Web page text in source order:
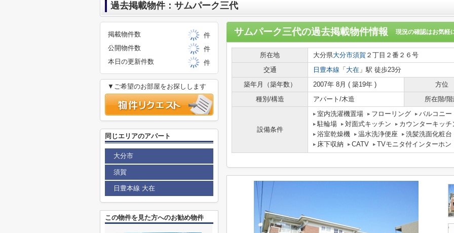
過去掲載物件：サムパーク三代
サムパーク三代の過去掲載物件情報 現況の確認はお気軽
所在地 大分県大分市須賀 ２丁目２番２６号
交通
日豊本線 「 大在 」駅 徒歩23分
築年月（築年数）
2007年 8月 ( 築19年 ) 方位
種別/構造
アパート/木造 所在階/階
設備条件
室内洗濯機置場 フローリング バルコニー
駐輪場
対面式キッチン カウンターキッチ
浴室乾燥機
温水洗浄便座 洗髪洗面化粧台
床下収納
CATV TVモニタ付インターホン
掲載物件数
件
公開物件数
件
本日の更新件数
件
▼ご希望のお部屋をお探しします
同じエリアのアパート
大分市
須賀
日豊本線 大在
この物件を見た方へのお勧め物件